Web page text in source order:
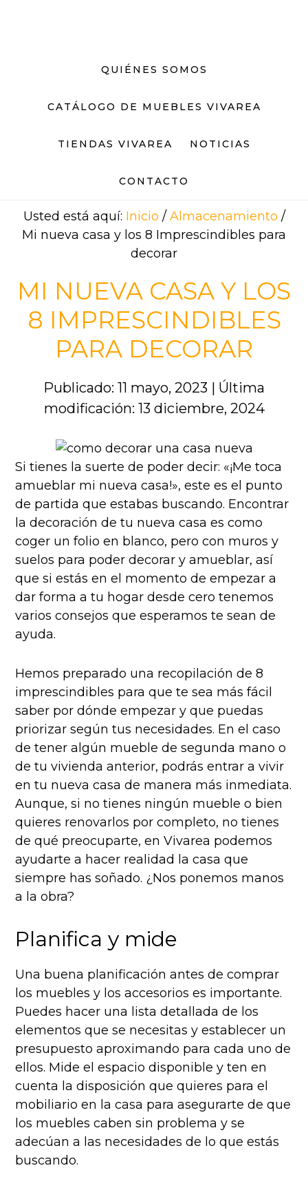
QUIÉNES SOMOS
CATÁLOGO DE MUEBLES VIVAREA
TIENDAS VIVAREA NOTICIAS
CONTACTO
Usted está aquí: Inicio / Almacenamiento /
Mi nueva casa y los 8 Imprescindibles para
decorar
MI NUEVA CASA Y LOS
8 IMPRESCINDIBLES
PARA DECORAR
Publicado: 11 mayo, 2023 | Última
modificación: 13 diciembre, 2024
Si tienes la suerte de poder decir: «¡Me toca
amueblar mi nueva casa!», este es el punto
de partida que estabas buscando. Encontrar
la decoración de tu nueva casa es como
coger un folio en blanco, pero con muros y
suelos para poder decorar y amueblar, así
que si estás en el momento de empezar a
dar forma a tu hogar desde cero tenemos
varios consejos que esperamos te sean de
ayuda.
Hemos preparado una recopilación de 8
imprescindibles para que te sea más fácil
saber por dónde empezar y que puedas
priorizar según tus necesidades. En el caso
de tener algún mueble de segunda mano o
de tu vivienda anterior, podrás entrar a vivir
en tu nueva casa de manera más inmediata.
Aunque, si no tienes ningún mueble o bien
quieres renovarlos por completo, no tienes
de qué preocuparte, en Vivarea podemos
ayudarte a hacer realidad la casa que
siempre has soñado. ¿Nos ponemos manos
a la obra?
Planifica y mide
Una buena planificación antes de comprar
los muebles y los accesorios es importante.
Puedes hacer una lista detallada de los
elementos que se necesitas y establecer un
presupuesto aproximando para cada uno de
ellos. Mide el espacio disponible y ten en
cuenta la disposición que quieres para el
mobiliario en la casa para asegurarte de que
los muebles caben sin problema y se
adecúan a las necesidades de lo que estás
buscando.